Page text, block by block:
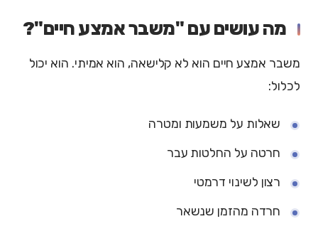
מה עושים עם "משבר אמצע חיים"?
משבר אמצע חיים הוא לא קלישאה, הוא אמיתי. הוא יכול
לכלול:
שאלות על משמעות ומטרה
חרטה על החלטות עבר
רצון לשינוי דרמטי
חרדה מהזמן שנשאר